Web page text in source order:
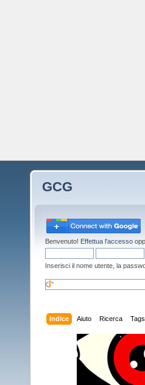
GCG
Benvenuto! Effettua l'accesso
Inserisci il nome utente, la
Indice Aiuto Ricerca Tags